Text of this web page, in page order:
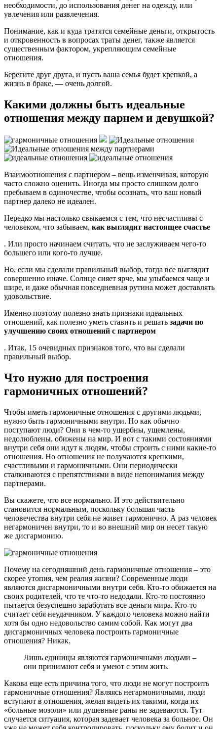
необходимости, до использования денег на одежду, или
увлечения или развлечения.
Понимание, как и куда тратятся семейные деньги, открытость
и откровенность в вопросах траты денег, также является
существенным фактором, укрепляющим семейные
отношения.
Берегите друг друга, и пусть ваша семья будет крепкой, а
жизнь в браке, — очень долгой.
Какими должны быть идеальные
отношения между парнем и девушкой?
Взаимоотношения с партнером – вещь изменчивая, которую
часто сложно оценить. Иногда мы просто слишком долго
пребываем в одиночестве, чтобы осознать, что ваш новый
партнер далеко не идеален.
Нередко мы настолько свыкаемся с тем, что несчастливы с
человеком, что забываем, как выглядит настоящее счастье
. Или просто начинаем считать, что не заслуживаем чего-то
большего или кого-то лучше.
Но, если мы сделали правильный выбор, тогда все выглядит
совершенно иначе. Солнце сияет ярче, мы улыбаемся чаще и
шире, и даже обычная повседневная рутина может доставлять
удовольствие.
Именно поэтому полезно знать признаки идеальных
отношений, как полезно уметь ставить и решать задачи по
улучшению своих отношений с партнером
. Итак, 15 очевидных признаков того, что вы сделали
правильный выбор.
Что нужно для построения
гармоничных отношений?
Чтобы иметь гармоничные отношения с другими людьми,
нужно быть гармоничными внутри. Но как обычно
поступают люди? Они в чем-то ущербны, ущемлены,
недолюблены, обижены на мир. И вот с такими состояниями
внутри себя они идут к людям, чтобы строить с ними какие-то
отношения. Но отношения не получаются крепкими,
счастливыми и гармоничными. Они периодически
сталкиваются с препятствиями в виде непонимания между
партнерами.
Вы скажете, что все нормально. И это действительно
становится нормальным, поскольку большая часть
человечества внутри себя не живет гармонично. А раз человек
негармоничен внутри, то и во внешний мир он несет такую
же дисгармонию.
Почему на сегодняшний день гармоничные отношения – это
скорее утопия, чем реалия жизни? Современные люди
являются дисгармоничными внутри себя. Кто-то обижается на
своих родителей, что те что-то недодали. Кто-то постоянно
пытается безуспешно заработать все деньги мира. Кто-то
считает себя неудачником. У каждого человека можно найти
хотя бы одно недовольство самим собой. Как могут два
дисгармоничных человека построить гармоничные
отношения? Никак.
Лишь единицы являются гармоничными людьми –
они принимают себя и умеют с этим жить.
Какова еще есть причина того, что люди не могут построить
гармоничные отношения? Являясь негармоничными, люди
вступают в отношения, желая видеть их такими, когда их
«больные мозоли» или душевные раны не задеваются. Тут
случается ситуация, которая задевает человека за больное. Он